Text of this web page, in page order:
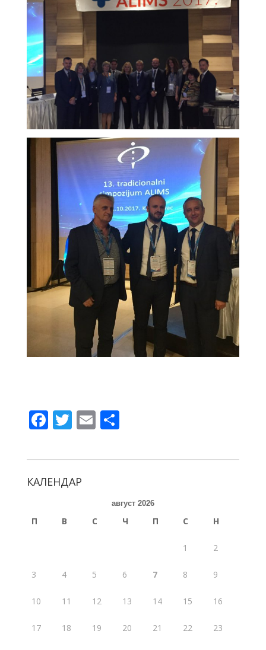
F
e
b
T
itt
er
E
ai
S
ar
КАЛЕНДАР
август 2026
П В С Ч П С Н
1 2
3 4 5 6 7 8 9
10 11 12 13 14 15 16
17 18 19 20 21 22 23